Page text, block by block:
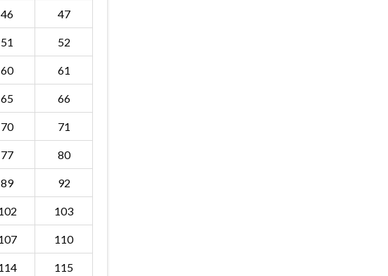
46 47
51 52
60 61
65 66
70 71
77 80
89 92
103
110
115